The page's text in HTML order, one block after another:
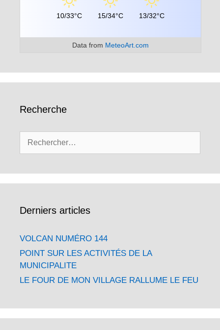
10/33°C 15/34°C 13/32°C
Data from MeteoArt.com
Recherche
Derniers articles
VOLCAN NUMÉRO 144
POINT SUR LES ACTIVITÉS DE LA
MUNICIPALITE
LE FOUR DE MON VILLAGE RALLUME LE FEU